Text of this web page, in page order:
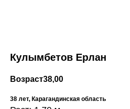
Кулымбетов Ерлан
Возраст38,00
38 лет, Карагандинская область